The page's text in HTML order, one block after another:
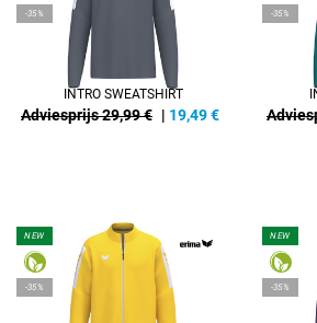
-35%
INTRO SWEATSHIRT
Adviesprijs 29,99 € | 19,49€
-35%
NEW
-35%
NEW
-35%